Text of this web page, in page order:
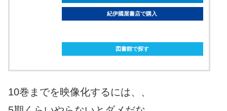
紀伊國屋書店で購入
図書館で探す
10巻までを映像化するには、、